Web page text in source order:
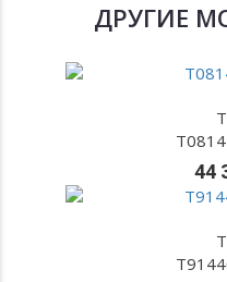
ДРУГИЕ
44